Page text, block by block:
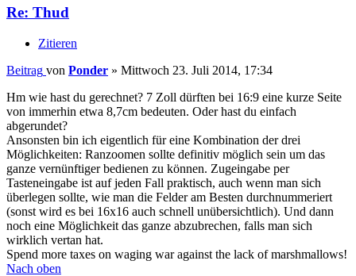
Re: Thud
Zitieren
Beitrag von Ponder » Mittwoch 23. Juli 2014, 17:34
Hm wie hast du gerechnet? 7 Zoll dürften bei 16:9 eine kurze Seite
von immerhin etwa 8,7cm bedeuten. Oder hast du einfach
abgerundet?
Ansonsten bin ich eigentlich für eine Kombination der drei
Möglichkeiten: Ranzoomen sollte definitiv möglich sein um das
ganze vernünftiger bedienen zu können. Zugeingabe per
Tasteneingabe ist auf jeden Fall praktisch, auch wenn man sich
überlegen sollte, wie man die Felder am Besten durchnummeriert
(sonst wird es bei 16x16 auch schnell unübersichtlich). Und dann
noch eine Möglichkeit das ganze abzubrechen, falls man sich
wirklich vertan hat.
Spend more taxes on waging war against the lack of marshmallows!
Nach oben